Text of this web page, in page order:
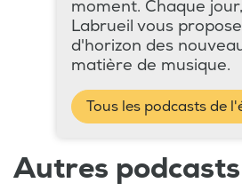
moment. Chaque
Labrueil vous
d'horizon des
matière de musique.
Tous les podcasts de
Autres